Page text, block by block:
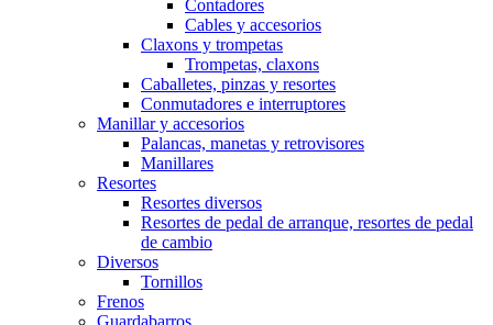
Contadores
Cables y accesorios
Claxons y trompetas
Trompetas, claxons
Caballetes, pinzas y resortes
Conmutadores e interruptores
Manillar y accesorios
Palancas, manetas y retrovisores
Manillares
Resortes
Resortes diversos
Resortes de pedal de arranque, resortes de pedal
de cambio
Diversos
Tornillos
Frenos